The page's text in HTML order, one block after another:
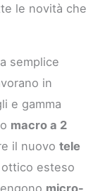
le novità che
semplice
in
e gamma
macro a 2
il nuovotele
esteso
micro-